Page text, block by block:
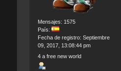
Mensajes: 1575
País:
Fecha de registro: Septiembre
09, 2017, 13:08:44 pm
4 a free new world